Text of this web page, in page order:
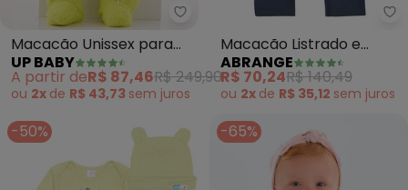
Up Baby - Macacão Unissex
Macacão Unissex para
Bebê (Amarelo)
UP BABY
A partir deR$ 87,46R$ 249,90
ou 2x de R$ 43,73 sem juros
Macacão Listrado e
Jeans Escuro Baby
(Amarelo)
ABRANGE
R$ 70,24R$ 140,49
ou 2x de R$ 35,12 sem juros
-50% -65%